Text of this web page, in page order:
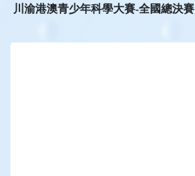
川渝港澳青少年科學大賽-全國總決賽